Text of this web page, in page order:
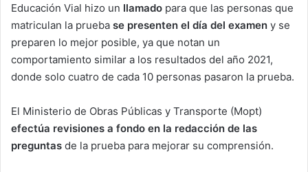
Educación Vial hizo un llamado para que las personas que
matriculan la prueba se presenten el día del examen y se
preparen lo mejor posible, ya que notan un
comportamiento similar a los resultados del año 2021,
donde solo cuatro de cada 10 personas pasaron la prueba.
El Ministerio de Obras Públicas y Transporte (Mopt)
efectúa revisiones a fondo en la redacción de las
preguntas de la prueba para mejorar su comprensión.